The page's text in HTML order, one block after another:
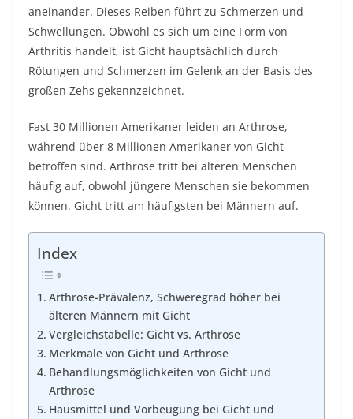
aneinander. Dieses Reiben führt zu Schmerzen und
Schwellungen. Obwohl es sich um eine Form von
Arthritis handelt, ist Gicht hauptsächlich durch
Rötungen und Schmerzen im Gelenk an der Basis des
großen Zehs gekennzeichnet.
Fast 30 Millionen Amerikaner leiden an Arthrose,
während über 8 Millionen Amerikaner von Gicht
betroffen sind. Arthrose tritt bei älteren Menschen
häufig auf, obwohl jüngere Menschen sie bekommen
können. Gicht tritt am häufigsten bei Männern auf.
Index
Arthrose-Prävalenz, Schweregrad höher bei
älteren Männern mit Gicht
Vergleichstabelle: Gicht vs. Arthrose
Merkmale von Gicht und Arthrose
Behandlungsmöglichkeiten von Gicht und
Arthrose
Hausmittel und Vorbeugung bei Gicht und